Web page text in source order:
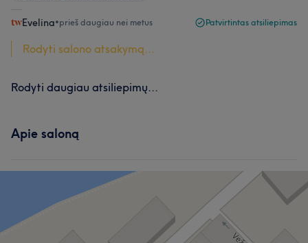
Evelina•prieš daugiau nei metus Patvirtintas atsiliepimas
Rodyti salono atsakymą...
Rodyti daugiau atsiliepimų...
Apie saloną